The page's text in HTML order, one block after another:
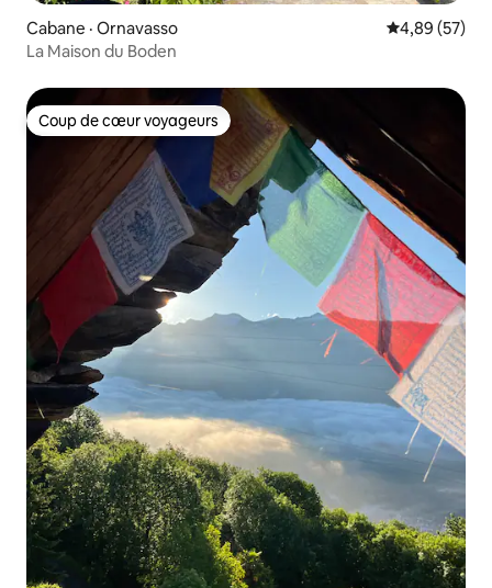
Cabane · Ornavasso Note
4,89 (57)
La Maison du Boden
Coup de cœur voyageurs
Coup de cœur voyageurs